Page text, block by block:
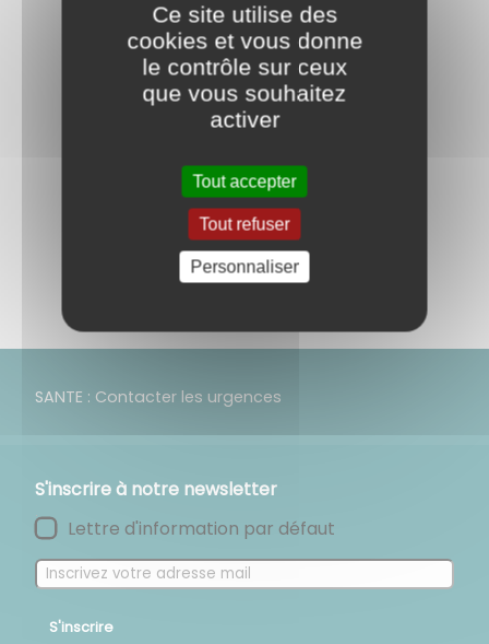
Retour aux évènements
SANTE : Contacter les urgences
S'inscrire à notre newsletter
Lettre d'information par défaut
S'inscrire
Ce site utilise des
cookies et vous donne
le contrôle sur ceux
que vous souhaitez
activer
Tout accepter
Tout refuser
Personnaliser